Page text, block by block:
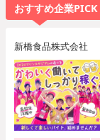
おすすめ企業
新橋食品株式会社